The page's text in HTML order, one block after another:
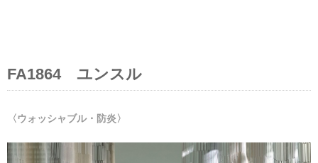
FA1864 ユンスル
〈ウォッシャブル・防炎〉